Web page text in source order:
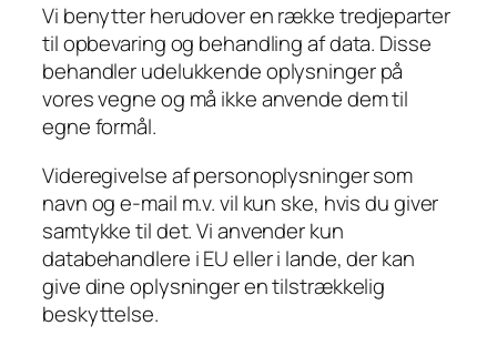
Vi benytter herudover en række tredjeparter
til opbevaring og behandling af data. Disse
behandler udelukkende oplysninger på
vores vegne og må ikke anvende dem til
egne formål.
Videregivelse af personoplysninger som
navn og e-mail m.v. vil kun ske, hvis du giver
samtykke til det. Vi anvender kun
databehandlere i EU eller i lande, der kan
give dine oplysninger en tilstrækkelig
beskyttelse.